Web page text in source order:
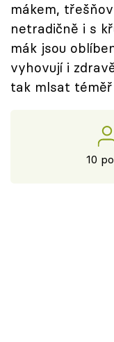
mákem,
netradičně i s
mák jsou
vyhovují i
tak mlsat
10